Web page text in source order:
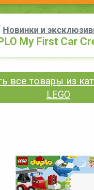
Новинки и
My First Car
все товары из
LEGO